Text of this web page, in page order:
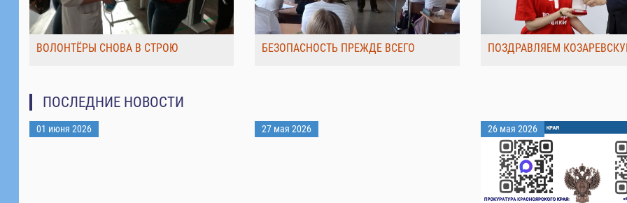
ВОЛОНТЁРЫ СНОВА В СТРОЮ БЕЗОПАСНОСТЬ ПРЕЖДЕ ВСЕГО ПОЗДРАВЛЯЕМ
ПОСЛЕДНИЕ НОВОСТИ
01 июня 2026 27 мая 2026 26 мая 2026